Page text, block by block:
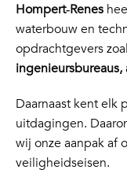
Hompert‑Renes
waterbouw en
opdrachtgevers
ingenieursbureaus,
Daarnaast kent elk
uitdagingen.
wij onze aanpak af
veiligheidseisen.